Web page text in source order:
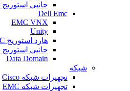
جانبی استوریج HP
Dell Emc
EMC VNX
Unity
هارد استوریج EMC
جانبی استوریج EMC
Data Domain
شبکه
تجهیزات شبکه Cisco
تجهیزات شبکه EMC